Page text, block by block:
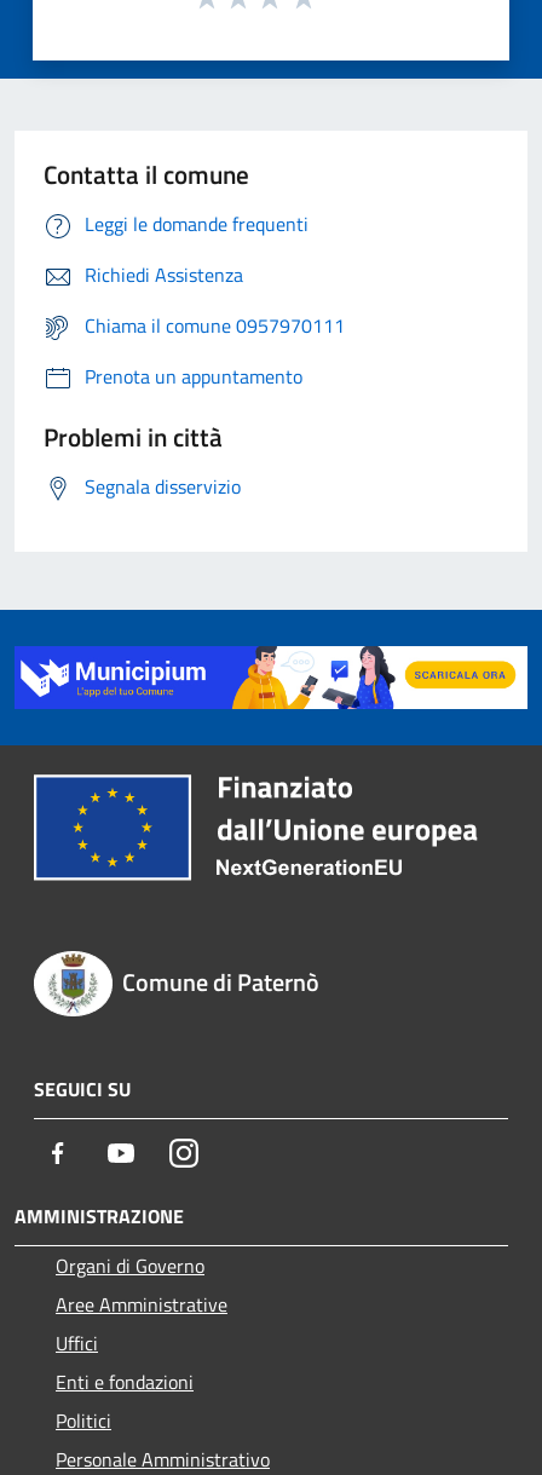
Contatta il comune
Leggi le domande frequenti
Richiedi Assistenza
Chiama il comune 0957970111
Prenota un appuntamento
Problemi in città
Segnala disservizio
Comune di Paternò
SEGUICI SU
Facebook YoutubeInstagram
AMMINISTRAZIONE
Organi di Governo
Aree Amministrative
Uffici
Enti e fondazioni
Politici
Personale Amministrativo